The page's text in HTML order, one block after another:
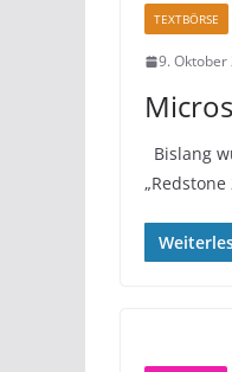
TEXTBÖRSE
9. Oktober
Bislang